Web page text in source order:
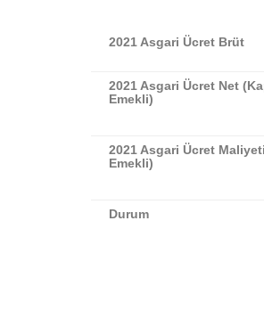
2021 Asgari Ücret Brüt
2021 Asgari Ücret Net
Emekli)
2021 Asgari Ücret Maliyeti
Emekli)
Durum